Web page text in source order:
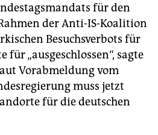
für den
der Anti-IS-Koalition
Besuchsverbots für
für „ausgeschlossen“, sagte
Vorabmeldung vom
muss jetzt
für die deutschen